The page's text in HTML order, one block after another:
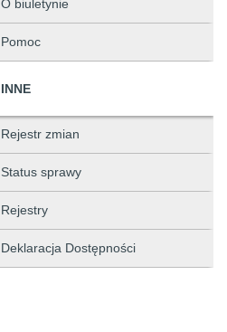
O biuletynie
Pomoc
INNE
Rejestr zmian
Status sprawy
Rejestry
Deklaracja Dostępności